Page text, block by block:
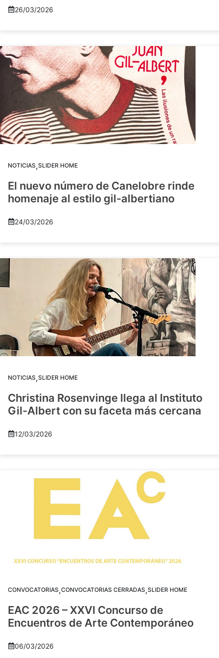
26/03/2026
NOTICIAS,SLIDER HOME
El nuevo número de Canelobre rinde
homenaje al estilo gil-albertiano
24/03/2026
NOTICIAS,SLIDER HOME
Christina Rosenvinge llega al Instituto
Gil-Albert con su faceta más cercana
12/03/2026
CONVOCATORIAS,CONVOCATORIAS CERRADAS,SLIDER HOME
EAC 2026 – XXVI Concurso de
Encuentros de Arte Contemporáneo
06/03/2026